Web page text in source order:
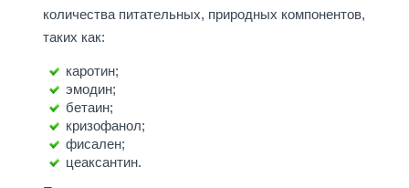
количества питательных, природных компонентов,
таких как:
каротин;
эмодин;
бетаин;
кризофанол;
фисален;
цеаксантин.